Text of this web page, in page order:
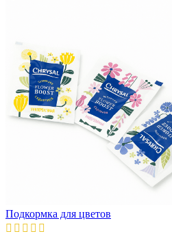
Подкормка для цветов